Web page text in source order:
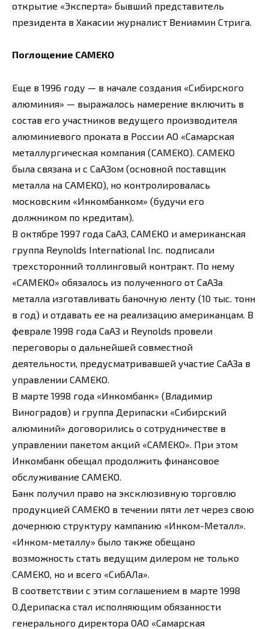
открытие «Эксперта» бывший представитель
президента в Хакасии журналист Вениамин Стрига.
Поглощение САМЕКО
Еще в 1996 году — в начале создания «Сибирского
алюминия» — выражалось намерение включить в
состав его участников ведущего производителя
алюминиевого проката в России АО «Самарская
металлургическая компания (САМЕКО). САМЕКО
была связана и с СаАЗом (основной поставщик
металла на САМЕКО), но контролировалась
московским «Инкомбанком» (будучи его
должником по кредитам).
В октябре 1997 года СаАЗ, САМЕКО и американская
группа Reynolds International Inc. подписали
трехсторонний толлинговый контракт. По нему
«САМЕКО» обязалось из полученного от СаАЗа
металла изготавливать баночную ленту (10 тыс. тонн
в год) и отдавать ее на реализацию американцам. В
феврале 1998 года СаАЗ и Reynolds провели
переговоры о дальнейшей совместной
деятельности, предусматривавшей участие СаАЗа в
управлении САМЕКО.
В марте 1998 года «Инкомбанк» (Владимир
Виноградов) и группа Дерипаски «Сибирский
алюминий» договорились о сотрудничестве в
управлении пакетом акций «САМЕКО». При этом
Инкомбанк обещал продолжить финансовое
обслуживание САМЕКО.
Банк получил право на эксклюзивную торговлю
продукцией САМЕКО в течении пяти лет через свою
дочернюю структуру кампанию «Инком-Металл».
«Инком-металлу» было также обещано
возможность стать ведущим дилером не только
САМЕКО, но и всего «СибАЛа».
В соответствии с этим соглашением в марте 1998
О.Дерипаска стал исполняющим обязанности
генерального директора ОАО «Самарская